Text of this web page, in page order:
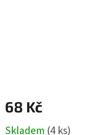
68 Kč
cena:
Skladem (4 ks)